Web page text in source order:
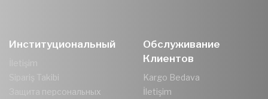
Институциональный
İletişim
Sipariş Takibi
Защита персональных
Обслуживание
Клиентов
Kargo Bedava
İletişim